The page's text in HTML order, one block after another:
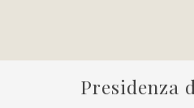
Presidenza